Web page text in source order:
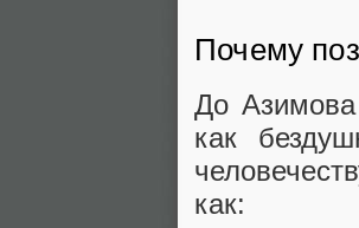
Почему
До
как
как: